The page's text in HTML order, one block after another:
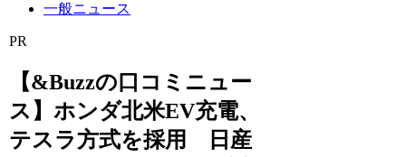
一般ニュース
PR
【&Buzzの口コミニュー
ス】ホンダ北米EV充電、
テスラ方式を採用 日産